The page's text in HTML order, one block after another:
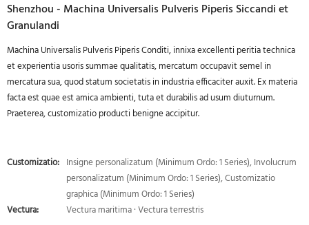
Shenzhou - Machina Universalis Pulveris Piperis Siccandi et
Granulandi
Machina Universalis Pulveris Piperis Conditi, innixa excellenti peritia technica
et experientia usoris summae qualitatis, mercatum occupavit semel in
mercatura sua, quod statum societatis in industria efficaciter auxit. Ex materia
facta est quae est amica ambienti, tuta et durabilis ad usum diuturnum.
Praeterea, customizatio producti benigne accipitur.
Customizatio: Insigne personalizatum (Minimum Ordo: 1 Series), Involucrum
personalizatum (Minimum Ordo: 1 Series), Customizatio
graphica (Minimum Ordo: 1 Series)
Vectura:
Vectura maritima · Vectura terrestris